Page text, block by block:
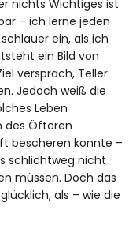
nichts Wichtiges ist
– ich lerne jeden
ein, als ich
ein Bild von
versprach, Teller
Jedoch weiß die
Leben
des Öfteren
bescheren konnte –
schlichtweg nicht
müssen. Doch das
als – wie die